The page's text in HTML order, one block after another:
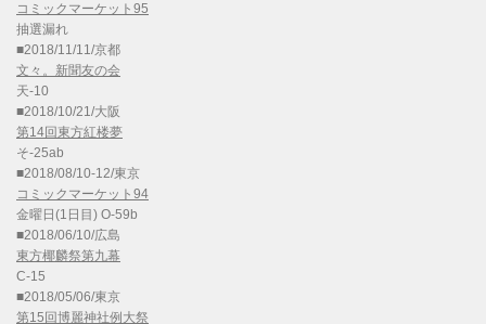
コミックマーケット95
抽選漏れ
■2018/11/11/京都
文々。新聞友の会
天-10
■2018/10/21/大阪
第14回東方紅楼夢
そ-25ab
■2018/08/10-12/東京
コミックマーケット94
金曜日(1日目) O-59b
■2018/06/10/広島
東方椰麟祭第九幕
C-15
■2018/05/06/東京
第15回博麗神社例大祭